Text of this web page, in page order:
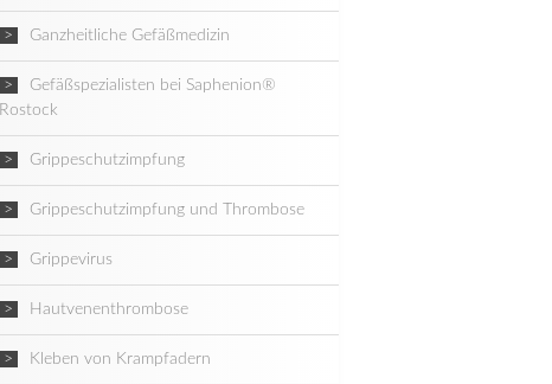
Ganzheitliche Gefäßmedizin
Gefäßspezialisten bei Saphenion®
Rostock
Grippeschutzimpfung
Grippeschutzimpfung und Thrombose
Grippevirus
Hautvenenthrombose
Kleben von Krampfadern